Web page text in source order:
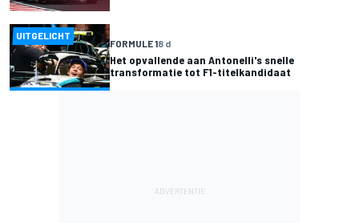
UITGELICHT
FORMULE 18 d
Het opvallende aan Antonelli's snelle
transformatie tot F1-titelkandidaat